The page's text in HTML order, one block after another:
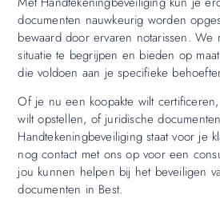
documenten nauwkeurig worden
bewaard door ervaren notarissen. We
situatie te begrijpen en bieden op
die voldoen aan je specifieke
Of je nu een koopakte wilt
wilt opstellen, of juridische
Handtekeningbeveiliging staat voor je
nog contact met ons op voor een
jou kunnen helpen bij het beveiligen
documenten in Best.